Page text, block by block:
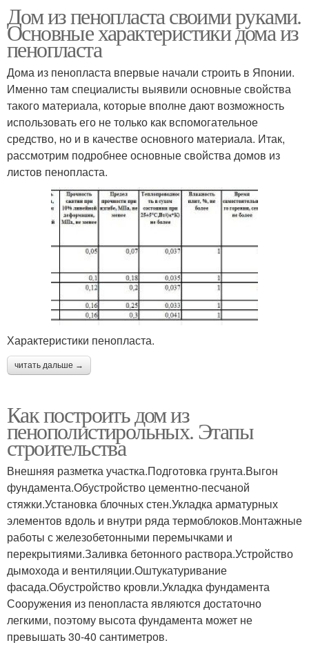
Дом из пенопласта своими руками.
Основные характеристики дома из
пенопласта
Дома из пенопласта впервые начали строить в Японии.
Именно там специалисты выявили основные свойства
такого материала, которые вполне дают возможность
использовать его не только как вспомогательное
средство, но и в качестве основного материала. Итак,
рассмотрим подробнее основные свойства домов из
листов пенопласта.
Характеристики пенопласта.
читать дальше →
Как построить дом из
пенополистирольных. Этапы
строительства
Внешняя разметка участка.Подготовка грунта.Выгон
фундамента.Обустройство цементно-песчаной
стяжки.Установка блочных стен.Укладка арматурных
элементов вдоль и внутри ряда термоблоков.Монтажные
работы с железобетонными перемычками и
перекрытиями.Заливка бетонного раствора.Устройство
дымохода и вентиляции.Оштукатуривание
фасада.Обустройство кровли.Укладка фундамента
Сооружения из пенопласта являются достаточно
легкими, поэтому высота фундамента может не
превышать 30-40 сантиметров.